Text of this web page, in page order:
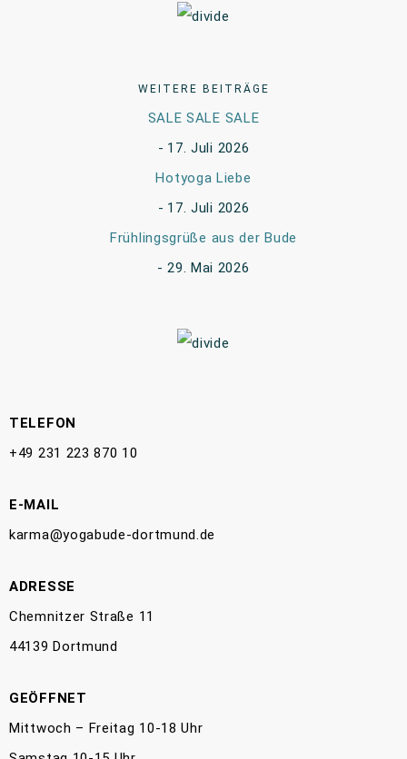
WEITERE BEITRÄGE
SALE SALE SALE
17. Juli 2026
Hotyoga Liebe
17. Juli 2026
Frühlingsgrüße aus der Bude
29. Mai 2026
TELEFON
+49 231 223 870 10
E-MAIL
karma@yogabude-dortmund.de
ADRESSE
Chemnitzer Straße 11
44139 Dortmund
GEÖFFNET
Mittwoch – Freitag 10-18 Uhr